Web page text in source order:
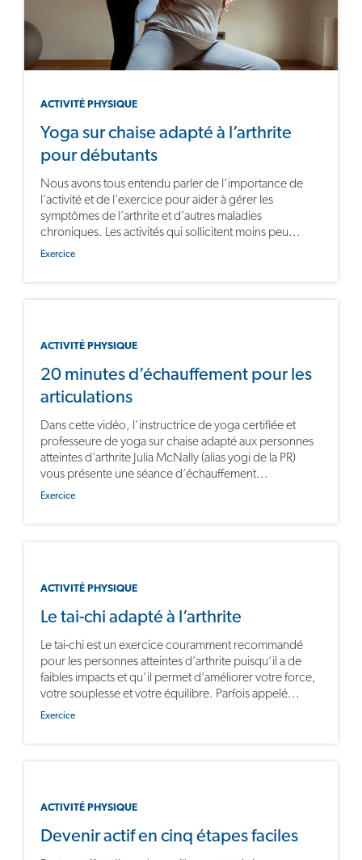
ACTIVITÉ PHYSIQUE
Yoga sur chaise adapté à l’arthrite
pour débutants
Nous avons tous entendu parler de l’importance de
l’activité et de l’exercice pour aider à gérer les
symptômes de l’arthrite et d’autres maladies
chroniques. Les activités qui sollicitent moins peu...
Exercice
ACTIVITÉ PHYSIQUE
20 minutes d’échauffement pour les
articulations
Dans cette vidéo, l’instructrice de yoga certifiée et
professeure de yoga sur chaise adapté aux personnes
atteintes d’arthrite Julia McNally (alias yogi de la PR)
vous présente une séance d’échauffement...
Exercice
ACTIVITÉ PHYSIQUE
Le tai-chi adapté à l’arthrite
Le tai-chi est un exercice couramment recommandé
pour les personnes atteintes d’arthrite puisqu’il a de
faibles impacts et qu’il permet d’améliorer votre force,
votre souplesse et votre équilibre. Parfois appelé...
Exercice
ACTIVITÉ PHYSIQUE
Devenir actif en cinq étapes faciles